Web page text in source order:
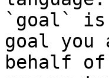
`goal` is
goal you
behalf